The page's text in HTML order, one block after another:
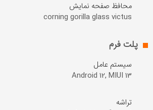
محافظ صفحه نمایش
corning gorilla glass victus
پلت فرم
سیستم عامل
Android 12, MIUI 13
تراشه